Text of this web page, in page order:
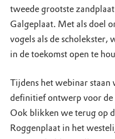
tweede grootste
Galgeplaat. Met als doel
vogels als de scholekster,
in de toekomst open te
Tijdens het webinar
definitief ontwerp voor de
Ook blikken we terug op
Roggenplaat in het